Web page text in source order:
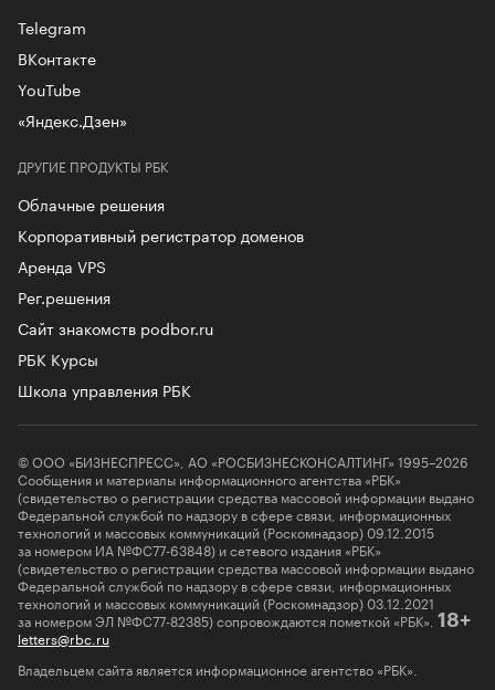
ДРУГИЕ ПРОДУКТЫ РБК
Облачные решения
Корпоративный регистратор доменов
Аренда VPS
Рег.решения
Сайт знакомств podbor.ru
РБК Курсы
Школа управления РБК
Telegram
ВКонтакте
YouTube
«Яндекс.Дзен»
© ООО «БИЗНЕСПРЕСС», АО «РОСБИЗНЕСКОНСАЛТИНГ» 1995–2026
Сообщения и материалы информационного агентства «РБК»
(свидетельство о регистрации средства массовой информации выдано
Федеральной службой по надзору в сфере связи, информационных
технологий и массовых коммуникаций (Роскомнадзор) 09.12.2015
за номером ИА №ФС77-63848) и сетевого издания «РБК»
(свидетельство о регистрации средства массовой информации выдано
Федеральной службой по надзору в сфере связи, информационных
технологий и массовых коммуникаций (Роскомнадзор) 03.12.2021
за номером ЭЛ №ФС77-82385) сопровождаются пометкой «РБК». 18+
letters@rbc.ru
Владельцем сайта является информационное агентство «РБК».